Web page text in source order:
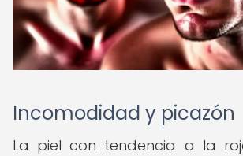
Incomodidad y picazón
La piel con tendencia a la